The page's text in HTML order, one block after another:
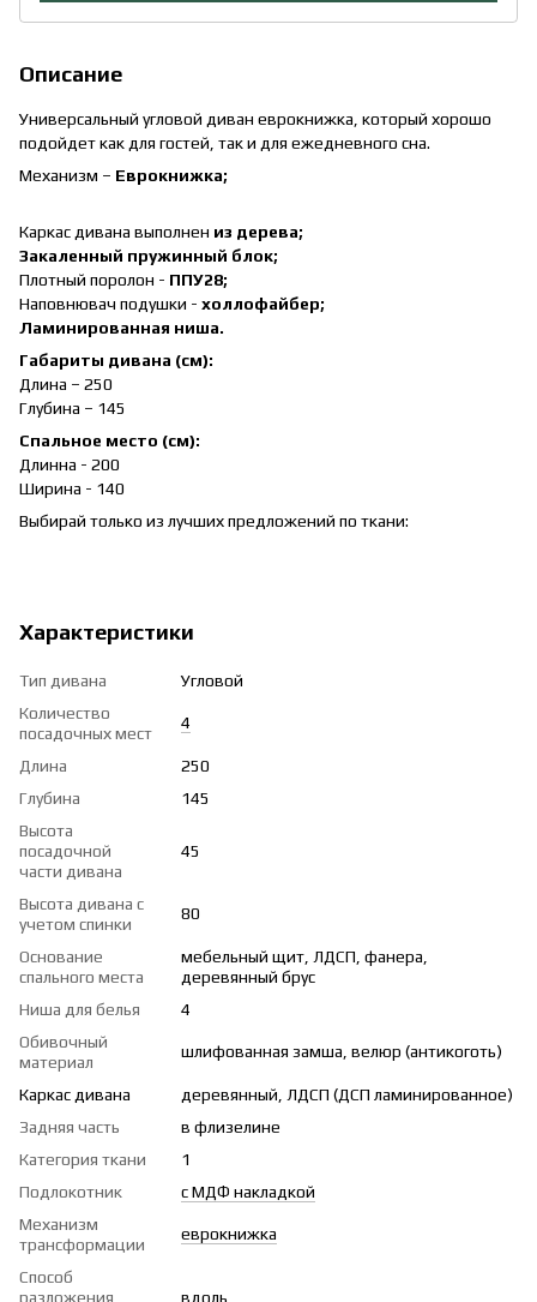
Описание
Универсальный угловой диван еврокнижка, который хорошо
подойдет как для гостей, так и для ежедневного сна.
Механизм – Еврокнижка;
Каркас дивана выполнен из дерева;
Закаленный пружинный блок;
Плотный поролон - ППУ28;
Наповнювач подушки - холлофайбер;
Ламинированная ниша.
Габариты дивана (см):
Длина – 250
Глубина – 145
Спальное место (см):
Длинна - 200
Ширина - 140
Выбирай только из лучших предложений по ткани:
Характеристики
Тип дивана
Угловой
Количество
посадочных мест
4
Длина
250
Глубина
145
Высота
посадочной
части дивана
45
Высота дивана с
учетом спинки
80
Основание
спального места
мебельный щит, ЛДСП, фанера,
деревянный брус
Ниша для белья
4
Обивочный
материал
шлифованная замша, велюр (антикоготь)
Каркас дивана
деревянный, ЛДСП (ДСП ламинированное)
Задняя часть
в флизелине
Категория ткани
1
Подлокотник
с МДФ накладкой
Механизм
трансформации
еврокнижка
Способ
разложения
вдоль